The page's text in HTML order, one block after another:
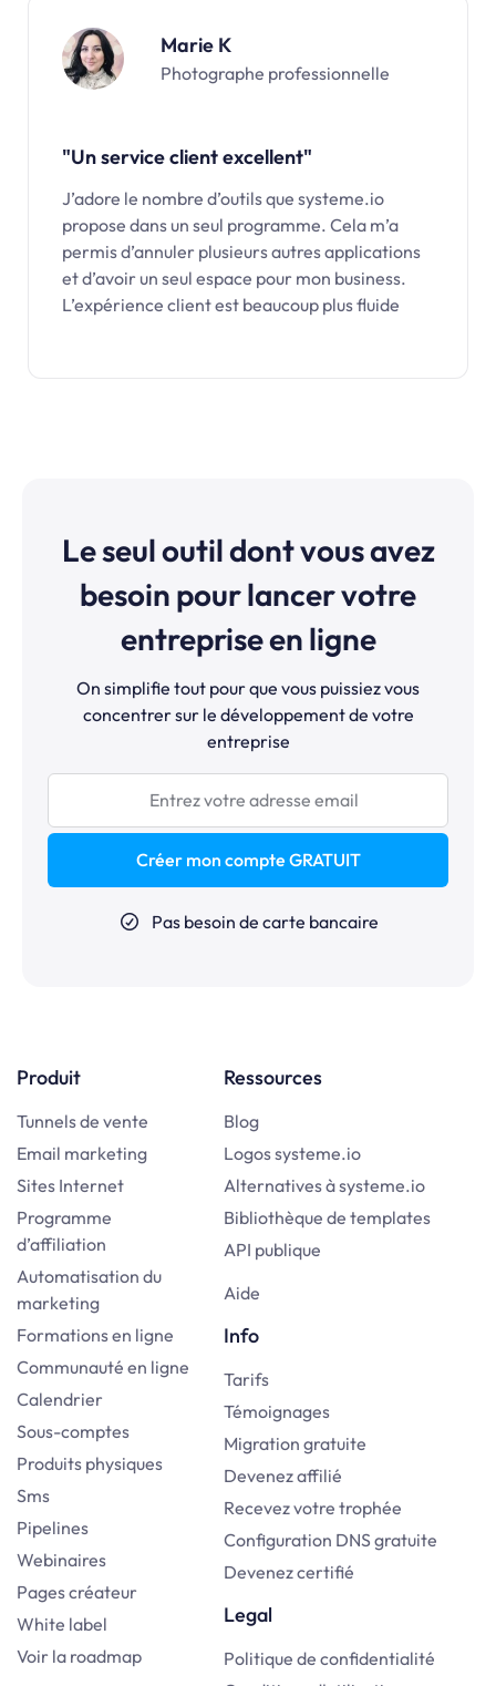
Marie K
Photographe professionnelle
"Un service client excellent"
J’adore le nombre d’outils que systeme.io
propose dans un seul programme. Cela m’a
permis d’annuler plusieurs autres applications
et d’avoir un seul espace pour mon business.
L’expérience client est beaucoup plus fluide
Le seul outil dont vous avez
besoin pour lancer votre
entreprise en ligne
On simplifie tout pour que vous puissiez vous
concentrer sur le développement de votre
entreprise
Créer mon compte GRATUIT
Pas besoin de carte bancaire
Produit
Tunnels de vente
Email marketing
Sites Internet
Programme
d’affiliation
Automatisation du
marketing
Formations en ligne
Communauté en ligne
Calendrier
Sous-comptes
Produits physiques
Sms
Pipelines
Webinaires
Pages créateur
White label
Voir la roadmap
Ressources
Blog
Logos systeme.io
Alternatives à systeme.io
Bibliothèque de templates
API publique
Aide
Info
Tarifs
Témoignages
Migration gratuite
Devenez affilié
Recevez votre trophée
Configuration DNS gratuite
Devenez certifié
Legal
Politique de confidentialité